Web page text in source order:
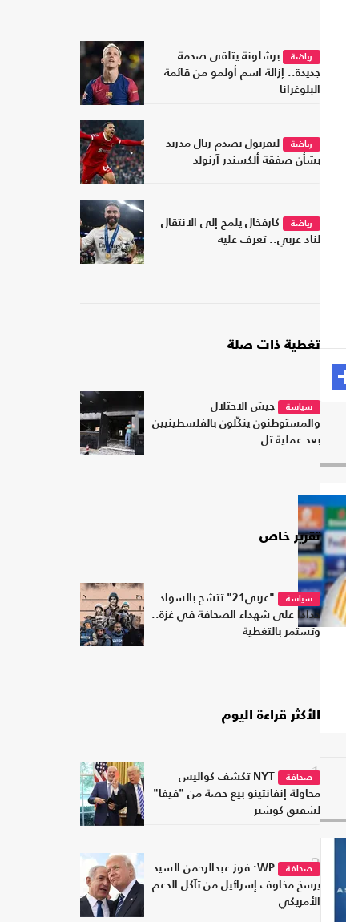
رياضة
برشلونة يتلقى صدمة
جديدة.. إزالة اسم أولمو من قائمة
البلوغرانا
رياضة
ليفربول يصدم ريال مدريد
بشأن صفقة ألكسندر آرنولد
رياضة
كارفخال يلمح إلى الانتقال
لناد عربي.. تعرف عليه
تغطية ذات صلة
سياسة
جيش الاحتلال
والمستوطنون ينكّلون بالفلسطينيين
بعد عملية تل
تقرير خاص
سياسة
"عربي21" تتشح بالسواد
حدادا على شهداء الصحافة في غزة..
وتستمر بالتغطية
الأكثر قراءة اليوم
1صحافة
NYT تكشف كواليس
محاولة إنفانتينو بيع حصة من "فيفا"
لشقيق كوشنر
2صحافة
WP: فوز عبدالرحمن السيد
يرسخ مخاوف إسرائيل من تآكل الدعم
الأمريكي